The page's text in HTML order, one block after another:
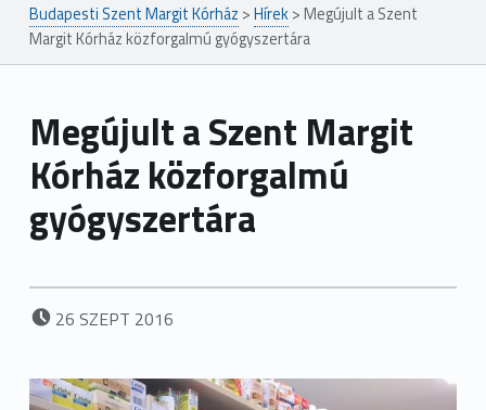
Budapesti Szent Margit Kórház >Hírek> Megújult a Szent
Margit Kórház közforgalmú gyógyszertára
Megújult a Szent Margit
Kórház közforgalmú
gyógyszertára
POSTED ON:
26 SZEPT 2016